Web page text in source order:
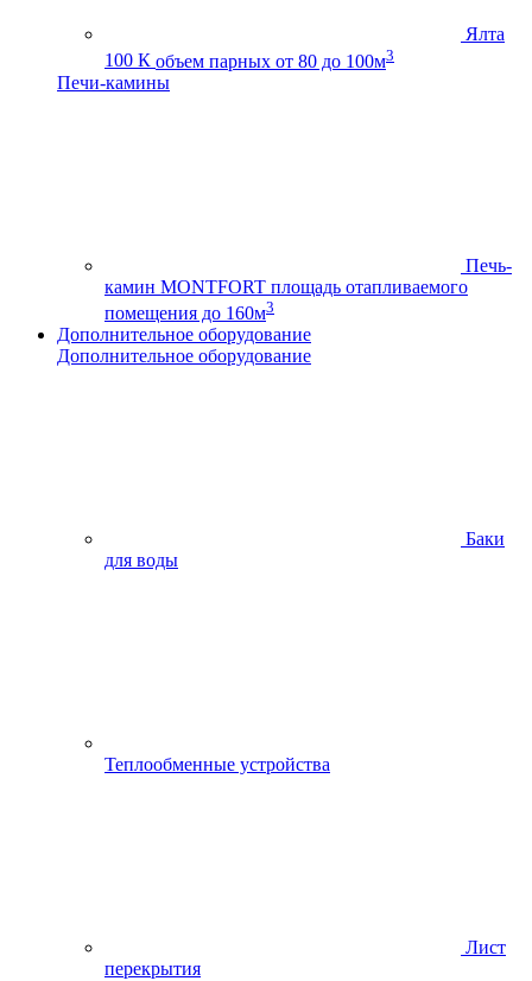
Ялта
100 К объем парных от 80 до 100м3
Печи-камины
Печь-
камин MONTFORT площадь отапливаемого
помещения до 160м3
Дополнительное оборудование
Дополнительное оборудование
Баки
для воды
Теплообменные устройства
Лист
перекрытия